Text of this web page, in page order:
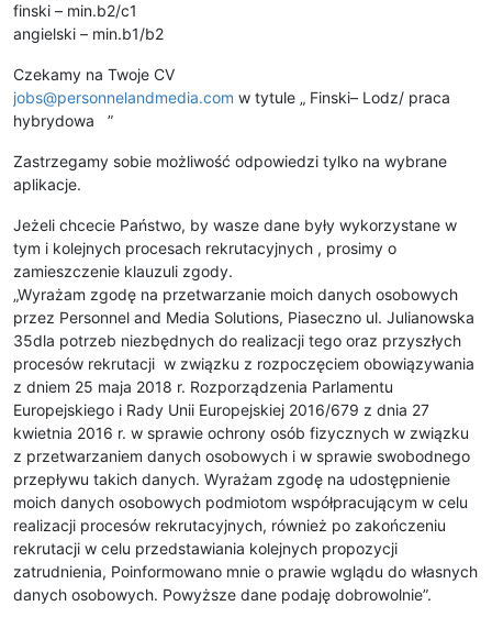
finski – min.b2/c1
angielski – min.b1/b2
Czekamy na Twoje CV
jobs@personnelandmedia.com w tytule „ Finski– Lodz/ praca
hybrydowa ”
Zastrzegamy sobie możliwość odpowiedzi tylko na wybrane
aplikacje.
Jeżeli chcecie Państwo, by wasze dane były wykorzystane w
tym i kolejnych procesach rekrutacyjnych , prosimy o
zamieszczenie klauzuli zgody.
„Wyrażam zgodę na przetwarzanie moich danych osobowych
przez Personnel and Media Solutions, Piaseczno ul. Julianowska
35dla potrzeb niezbędnych do realizacji tego oraz przyszłych
procesów rekrutacji w związku z rozpoczęciem obowiązywania
z dniem 25 maja 2018 r. Rozporządzenia Parlamentu
Europejskiego i Rady Unii Europejskiej 2016/679 z dnia 27
kwietnia 2016 r. w sprawie ochrony osób fizycznych w związku
z przetwarzaniem danych osobowych i w sprawie swobodnego
przepływu takich danych. Wyrażam zgodę na udostępnienie
moich danych osobowych podmiotom współpracującym w celu
realizacji procesów rekrutacyjnych, również po zakończeniu
rekrutacji w celu przedstawiania kolejnych propozycji
zatrudnienia, Poinformowano mnie o prawie wglądu do własnych
danych osobowych. Powyższe dane podaję dobrowolnie”.